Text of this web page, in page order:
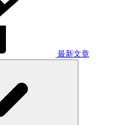
最新文章